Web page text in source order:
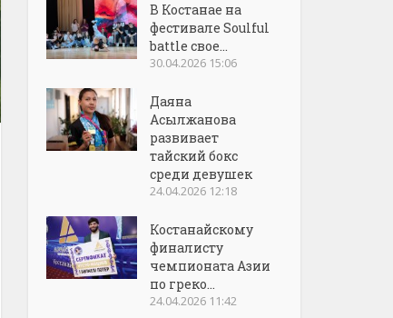
В Костанае на
фестивале Soulful
battle свое...
30.04.2026 15:06
Даяна
Асылжанова
развивает
тайский бокс
среди девушек
24.04.2026 12:18
Костанайскому
финалисту
чемпионата Азии
по греко...
24.04.2026 11:42